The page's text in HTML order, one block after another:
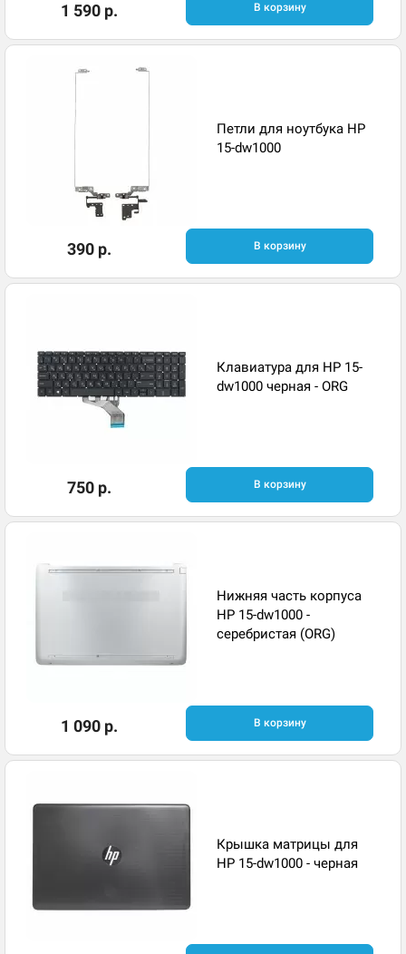
1 590 р. В корзину
Петли для ноутбука HP
15-dw1000
390 р. В корзину
Клавиатура для HP 15-
dw1000 черная - ORG
750 р. В корзину
Нижняя часть корпуса
HP 15-dw1000 -
серебристая (ORG)
1 090 р. В корзину
Крышка матрицы для
HP 15-dw1000 - черная